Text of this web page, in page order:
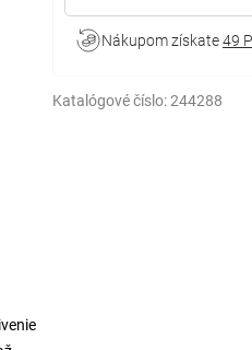
Nákupom získate49
Katalógové číslo:244288